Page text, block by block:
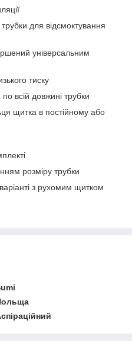
для відсмоктування
універсальним
тиску
всій довжині трубки
щитка в постійному або
розміру трубки
з рухомим щитком